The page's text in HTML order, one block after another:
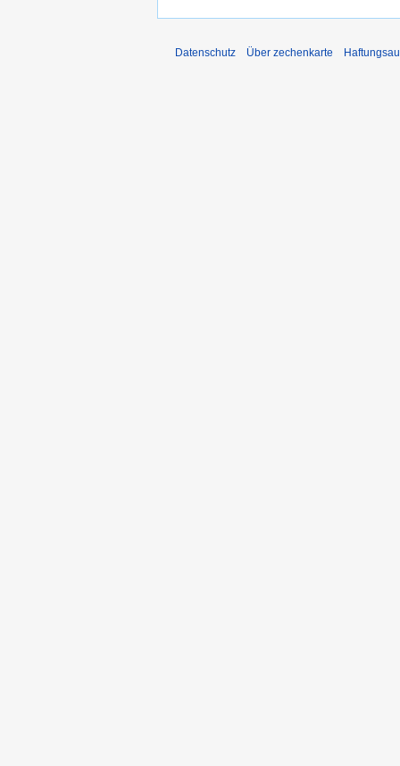
Datenschutz Über zechenkarte